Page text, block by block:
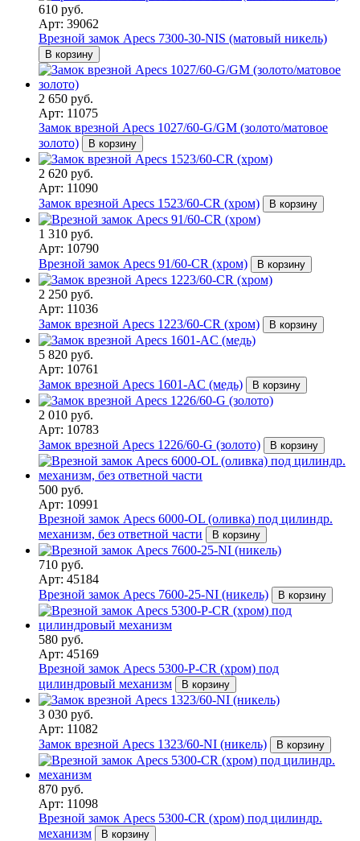
610 руб.
Арт: 39062
Врезной замок Apecs 7300-30-NIS (матовый никель)
В корзину
2 650 руб.
Арт: 11075
Замок врезной Apecs 1027/60-G/GM (золото/матовое
золото)
В корзину
2 620 руб.
Арт: 11090
Замок врезной Apecs 1523/60-CR (хром)
В корзину
1 310 руб.
Арт: 10790
Врезной замок Apecs 91/60-CR (хром)
В корзину
2 250 руб.
Арт: 11036
Замок врезной Apecs 1223/60-CR (хром)
В корзину
5 820 руб.
Арт: 10761
Замок врезной Apecs 1601-AC (медь)
В корзину
2 010 руб.
Арт: 10783
Замок врезной Apecs 1226/60-G (золото)
В корзину
500 руб.
Арт: 10991
Врезной замок Apecs 6000-OL (оливка) под цилиндр.
механизм, без ответной части
В корзину
710 руб.
Арт: 45184
Врезной замок Apecs 7600-25-NI (никель)
В корзину
580 руб.
Арт: 45169
Врезной замок Apecs 5300-P-CR (хром) под
цилиндровый механизм
В корзину
3 030 руб.
Арт: 11082
Замок врезной Apecs 1323/60-NI (никель)
В корзину
870 руб.
Арт: 11098
Врезной замок Apecs 5300-CR (хром) под цилиндр.
механизм
В корзину